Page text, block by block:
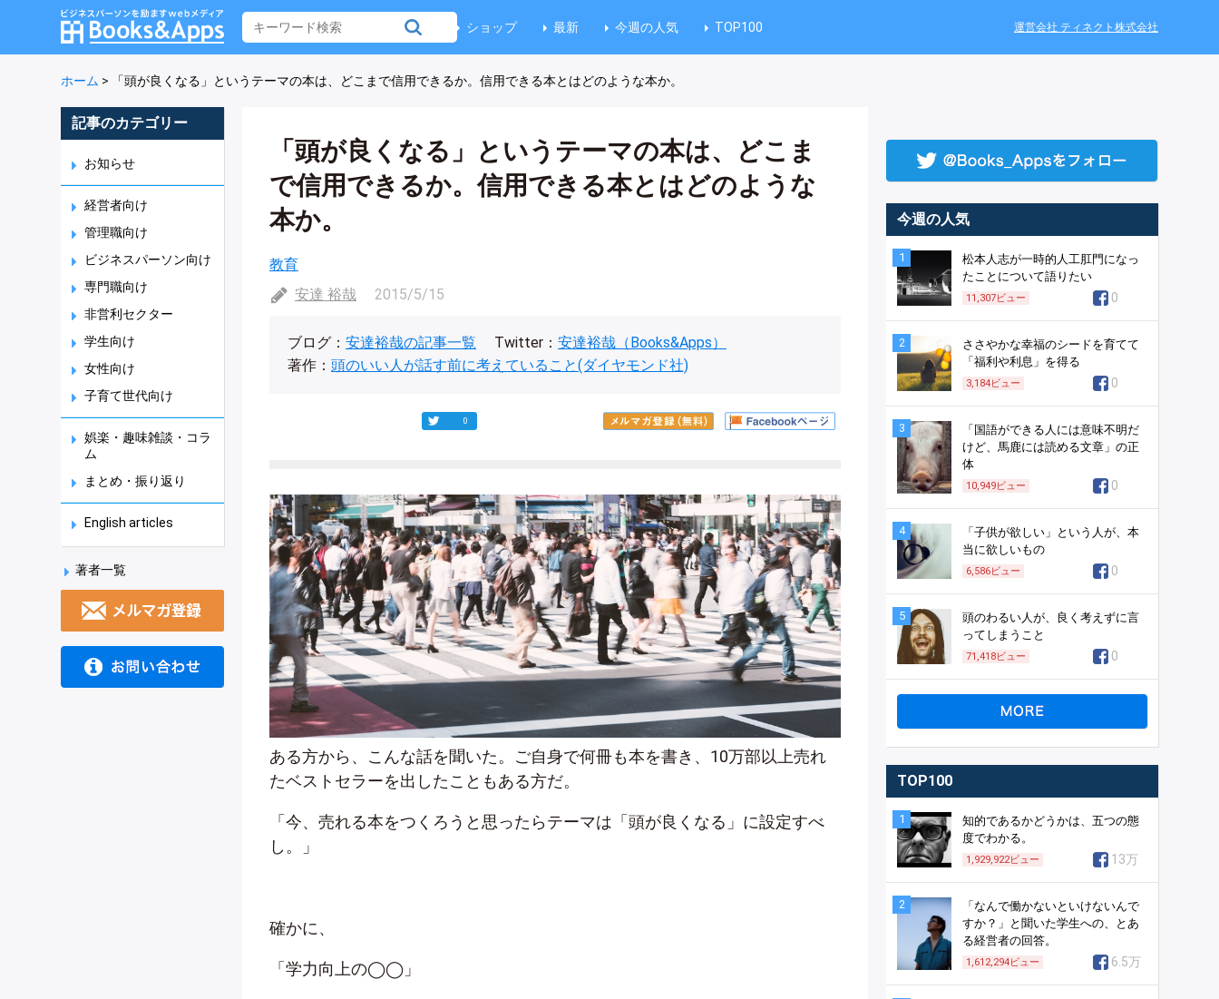
ショップ 最新 今週の人気 TOP100 運営会社 ティネクト株式会社
ホーム > 「頭が良くなる」というテーマの本は、どこまで信用できるか。信用できる本とはどのような本か。
記事のカテゴリー
お知らせ
経営者向け
管理職向け
ビジネスパーソン向け
専門職向け
非営利セクター
学生向け
女性向け
子育て世代向け
娯楽・趣味雑談・コラ
ム
まとめ・振り返り
English articles
著者一覧
「頭が良くなる」というテーマの本は、どこま
で信用できるか。信用できる本とはどのような
本か。
教育
安達 裕哉
2015/5/15
ブログ： 安達裕哉の記事一覧 Twitter： 安達裕哉（Books&Apps）
著作： 頭のいい人が話す前に考えていること(ダイヤモンド社)
0
ある方から、こんな話を聞いた。ご自身で何冊も本を書き、10万部以上売れ
たベストセラーを出したこともある方だ。
「今、売れる本をつくろうと思ったらテーマは「頭が良くなる」に設定すべ
し。」
確かに、
「学力向上の◯◯」
今週の人気
1
松本人志が一時的人工肛門になっ
たことについて語りたい
11,307ビュー 0
2
ささやかな幸福のシードを育てて
「福利や利息」を得る
3,184ビュー 0
3
「国語ができる人には意味不明だ
けど、馬鹿には読める文章」の正
体
10,949ビュー 0
4
「子供が欲しい」という人が、本
当に欲しいもの
6,586ビュー 0
5
頭のわるい人が、良く考えずに言
ってしまうこと
71,418ビュー 0
TOP100
1
知的であるかどうかは、五つの態
度でわかる。
1,929,922ビュー 13万
2
「なんで働かないといけないんで
すか？」と聞いた学生への、とあ
る経営者の回答。
1,612,294ビュー 6.5万